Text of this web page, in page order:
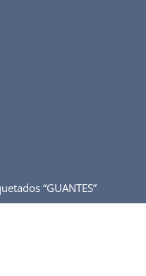
“GUANTES”